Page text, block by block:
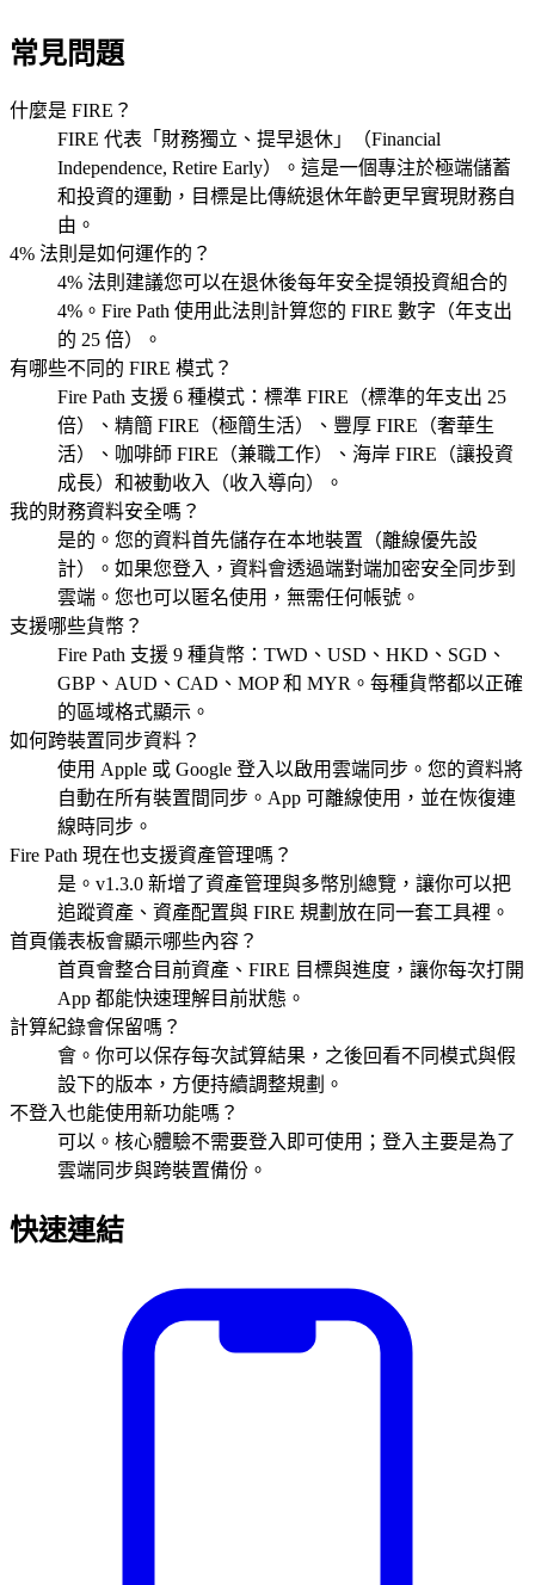
常見問題
什麼是 FIRE？
FIRE 代表「財務獨立、提早退休」（Financial
Independence, Retire Early）。這是一個專注於極端儲蓄
和投資的運動，目標是比傳統退休年齡更早實現財務自
由。
4% 法則是如何運作的？
4% 法則建議您可以在退休後每年安全提領投資組合的
4%。Fire Path 使用此法則計算您的 FIRE 數字（年支出
的 25 倍）。
有哪些不同的 FIRE 模式？
Fire Path 支援 6 種模式：標準 FIRE（標準的年支出 25
倍）、精簡 FIRE（極簡生活）、豐厚 FIRE（奢華生
活）、咖啡師 FIRE（兼職工作）、海岸 FIRE（讓投資
成長）和被動收入（收入導向）。
我的財務資料安全嗎？
是的。您的資料首先儲存在本地裝置（離線優先設
計）。如果您登入，資料會透過端對端加密安全同步到
雲端。您也可以匿名使用，無需任何帳號。
支援哪些貨幣？
Fire Path 支援 9 種貨幣：TWD、USD、HKD、SGD、
GBP、AUD、CAD、MOP 和 MYR。每種貨幣都以正確
的區域格式顯示。
如何跨裝置同步資料？
使用 Apple 或 Google 登入以啟用雲端同步。您的資料將
自動在所有裝置間同步。App 可離線使用，並在恢復連
線時同步。
Fire Path 現在也支援資產管理嗎？
是。v1.3.0 新增了資產管理與多幣別總覽，讓你可以把
追蹤資產、資產配置與 FIRE 規劃放在同一套工具裡。
首頁儀表板會顯示哪些內容？
首頁會整合目前資產、FIRE 目標與進度，讓你每次打開
App 都能快速理解目前狀態。
計算紀錄會保留嗎？
會。你可以保存每次試算結果，之後回看不同模式與假
設下的版本，方便持續調整規劃。
不登入也能使用新功能嗎？
可以。核心體驗不需要登入即可使用；登入主要是為了
雲端同步與跨裝置備份。
快速連結